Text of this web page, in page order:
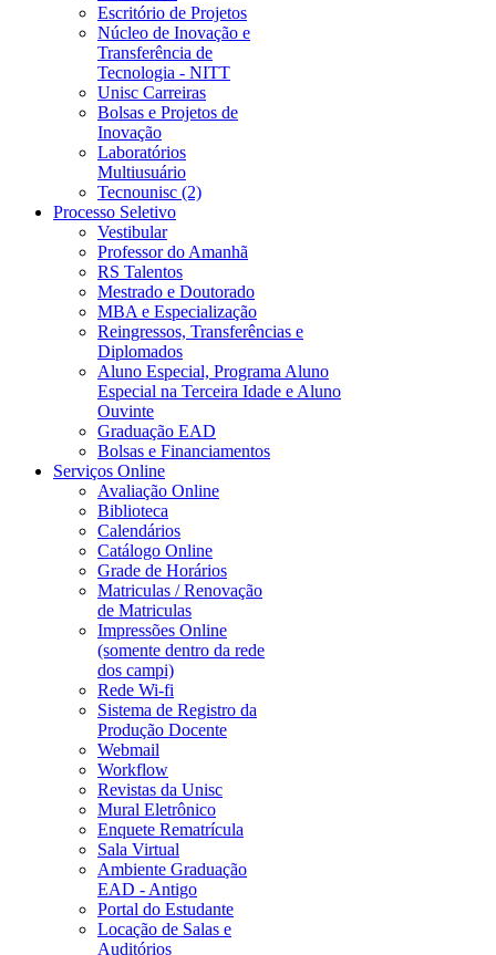
Escritório de Projetos
Núcleo de Inovação e
Transferência de
Tecnologia - NITT
Unisc Carreiras
Bolsas e Projetos de
Inovação
Laboratórios
Multiusuário
Tecnounisc (2)
Processo Seletivo
Vestibular
Professor do Amanhã
RS Talentos
Mestrado e Doutorado
MBA e Especialização
Reingressos, Transferências e
Diplomados
Aluno Especial, Programa Aluno
Especial na Terceira Idade e Aluno
Ouvinte
Graduação EAD
Bolsas e Financiamentos
Serviços Online
Avaliação Online
Biblioteca
Calendários
Catálogo Online
Grade de Horários
Matriculas / Renovação
de Matriculas
Impressões Online
(somente dentro da rede
dos campi)
Rede Wi-fi
Sistema de Registro da
Produção Docente
Webmail
Workflow
Revistas da Unisc
Mural Eletrônico
Enquete Rematrícula
Sala Virtual
Ambiente Graduação
EAD - Antigo
Portal do Estudante
Locação de Salas e
Auditórios